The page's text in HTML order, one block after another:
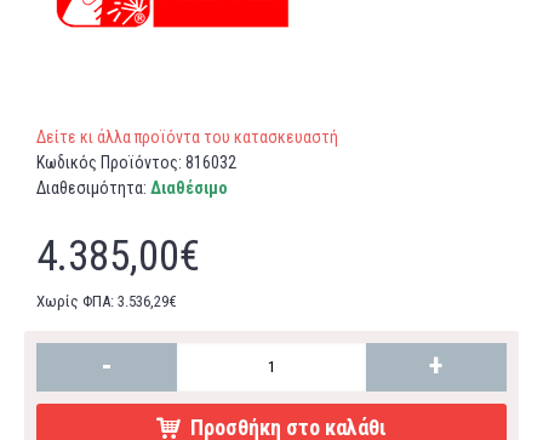
Δείτε κι άλλα προϊόντα του κατασκευαστή
Κωδικός Προϊόντος: 816032
Διαθεσιμότητα: Διαθέσιμο
4.385,00€
Χωρίς ΦΠΑ: 3.536,29€
- +
Προσθήκη στο καλάθι